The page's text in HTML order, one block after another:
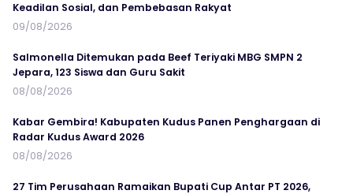
Keadilan Sosial, dan Pembebasan Rakyat
09/08/2026
Salmonella Ditemukan pada Beef Teriyaki MBG SMPN 2
Jepara, 123 Siswa dan Guru Sakit
08/08/2026
Kabar Gembira! Kabupaten Kudus Panen Penghargaan di
Radar Kudus Award 2026
08/08/2026
27 Tim Perusahaan Ramaikan Bupati Cup Antar PT 2026,